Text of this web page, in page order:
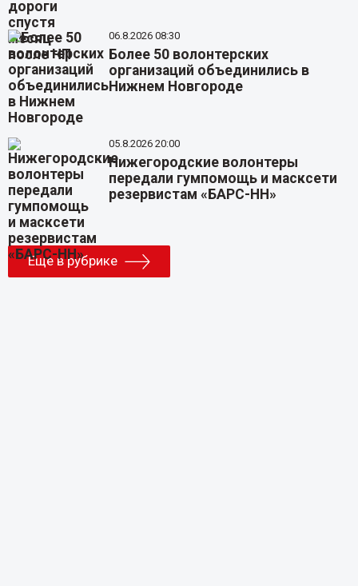
06.8.2026 08:30
Более 50 волонтерских
организаций объединились в
Нижнем Новгороде
05.8.2026 20:00
Нижегородские волонтеры
передали гумпомощь и масксети
резервистам «БАРС-НН»
Еще в рубрике